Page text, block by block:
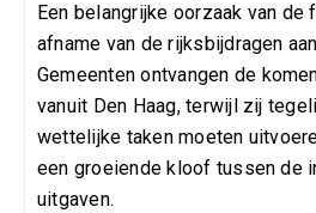
Een belangrijke oorzaak van de
afname van de rijksbijdragen
Gemeenten ontvangen de
vanuit Den Haag, terwijl zij
wettelijke taken moeten
een groeiende kloof tussen de
uitgaven.